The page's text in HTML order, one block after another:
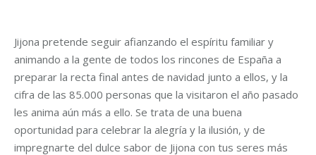
Jijona pretende seguir afianzando el espíritu familiar y
animando a la gente de todos los rincones de España a
preparar la recta final antes de navidad junto a ellos, y la
cifra de las 85.000 personas que la visitaron el año pasado
les anima aún más a ello. Se trata de una buena
oportunidad para celebrar la alegría y la ilusión, y de
impregnarte del dulce sabor de Jijona con tus seres más